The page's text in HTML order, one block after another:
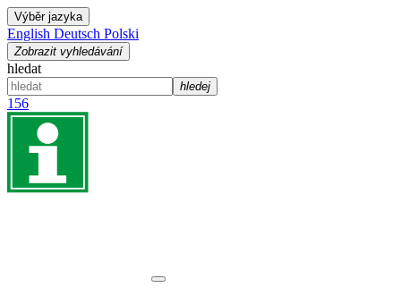
Výběr jazyka
English Deutsch Polski
Zobrazit vyhledávání
hledat
hledej
156